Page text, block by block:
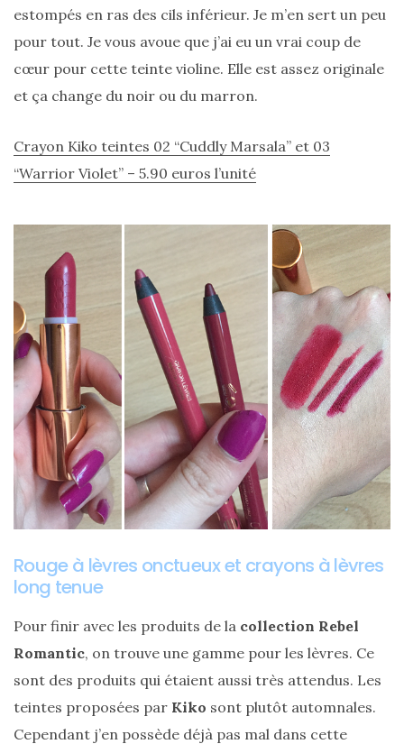
Favoris
(478)
Tutoriels
(154)
Bonnes
adresses/Evénements
(43)
Coups
de
coeur
(9)
Digital/Blogging
(12)
(15)
(13)
quotidienne/Maison
(61)
estompés en ras des cils inférieur. Je m’en sert un peu
pour tout. Je vous avoue que j’ai eu un vrai coup de
cœur pour cette teinte violine. Elle est assez originale
et ça change du noir ou du marron.
Crayon Kiko teintes 02 “Cuddly Marsala” et 03
“Warrior Violet” – 5.90 euros l’unité
Rouge à lèvres onctueux et crayons à lèvres
long tenue
Pour finir avec les produits de la collection Rebel
Romantic, on trouve une gamme pour les lèvres. Ce
sont des produits qui étaient aussi très attendus. Les
teintes proposées par Kiko sont plutôt automnales.
Cependant j’en possède déjà pas mal dans cette